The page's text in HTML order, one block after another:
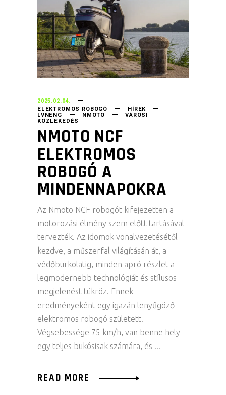
2025.02.04.
ELEKTROMOS ROBOGÓ
HÍREK
LVNENG NMOTO VÁROSI
KÖZLEKEDÉS
NMOTO NCF
ELEKTROMOS
ROBOGÓ A
MINDENNAPOKRA
Az Nmoto NCF robogót kifejezetten a
motorozási élmény szem előtt tartásával
tervezték. Az idomok vonalvezetésétől
kezdve, a műszerfal világításán át, a
védőburkolatig, minden apró részlet a
legmodernebb technológiát és stílusos
megjelenést tükröz. Ennek
eredményeként egy igazán lenyűgöző
elektromos robogó született.
Végsebessége 75 km/h, van benne hely
egy teljes bukósisak számára, és
READ MORE